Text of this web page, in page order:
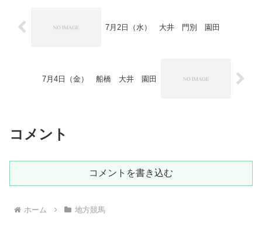
7月2日（水） 大井 門別 園田
7月4日（金） 船橋 大井 園田
コメント
コメントを書き込む
ホーム 地方競馬